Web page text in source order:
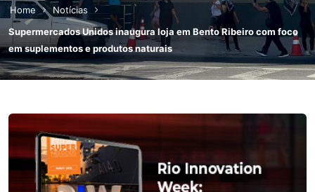
Home
Notícias
Supermercados Unidos inaugura loja em Bento Ribeiro com foco
em suplementos e produtos naturais